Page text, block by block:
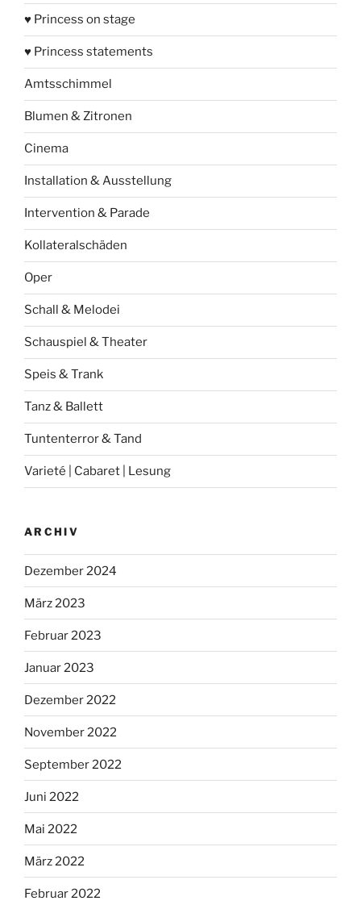
♥ Princess on stage
♥ Princess statements
Amtsschimmel
Blumen & Zitronen
Cinema
Installation & Ausstellung
Intervention & Parade
Kollateralschäden
Oper
Schall & Melodei
Schauspiel & Theater
Speis & Trank
Tanz & Ballett
Tuntenterror & Tand
Varieté | Cabaret | Lesung
ARCHIV
Dezember 2024
März 2023
Februar 2023
Januar 2023
Dezember 2022
November 2022
September 2022
Juni 2022
Mai 2022
März 2022
Februar 2022